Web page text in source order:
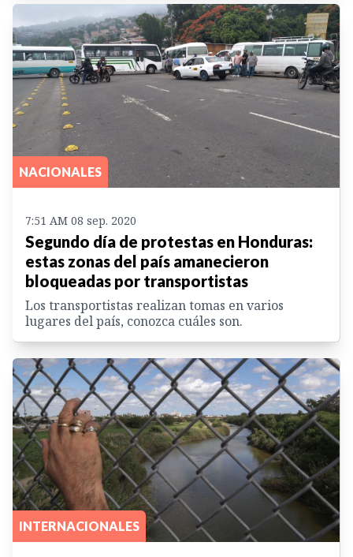
NACIONALES
7:51 AM 08 sep. 2020
Segundo día de protestas en Honduras:
estas zonas del país amanecieron
bloqueadas por transportistas
Los transportistas realizan tomas en varios
lugares del país, conozca cuáles son.
INTERNACIONALES